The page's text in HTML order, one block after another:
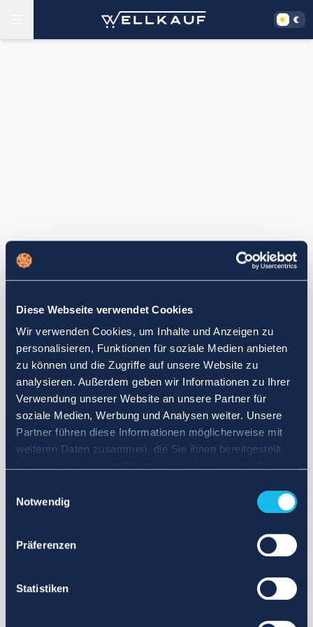
Diese Webseite verwendet Cookies
Wir verwenden Cookies, um Inhalte und Anzeigen zu
personalisieren, Funktionen für soziale Medien anbieten
zu können und die Zugriffe auf unsere Website zu
analysieren. Außerdem geben wir Informationen zu Ihrer
Verwendung unserer Website an unsere Partner für
soziale Medien, Werbung und Analysen weiter. Unsere
Partner führen diese Informationen möglicherweise mit
weiteren Daten zusammen, die Sie ihnen bereitgestellt
Notwendig
Präferenzen
Statistiken